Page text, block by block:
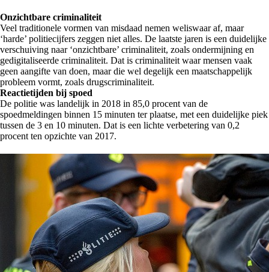
Onzichtbare criminaliteit
Veel traditionele vormen van misdaad nemen weliswaar af, maar
‘harde’ politiecijfers zeggen niet alles. De laatste jaren is een duidelijke
verschuiving naar ‘onzichtbare’ criminaliteit, zoals ondermijning en
gedigitaliseerde criminaliteit. Dat is criminaliteit waar mensen vaak
geen aangifte van doen, maar die wel degelijk een maatschappelijk
probleem vormt, zoals drugscriminaliteit.
Reactietijden bij spoed
De politie was landelijk in 2018 in 85,0 procent van de
spoedmeldingen binnen 15 minuten ter plaatse, met een duidelijke piek
tussen de 3 en 10 minuten. Dat is een lichte verbetering van 0,2
procent ten opzichte van 2017.